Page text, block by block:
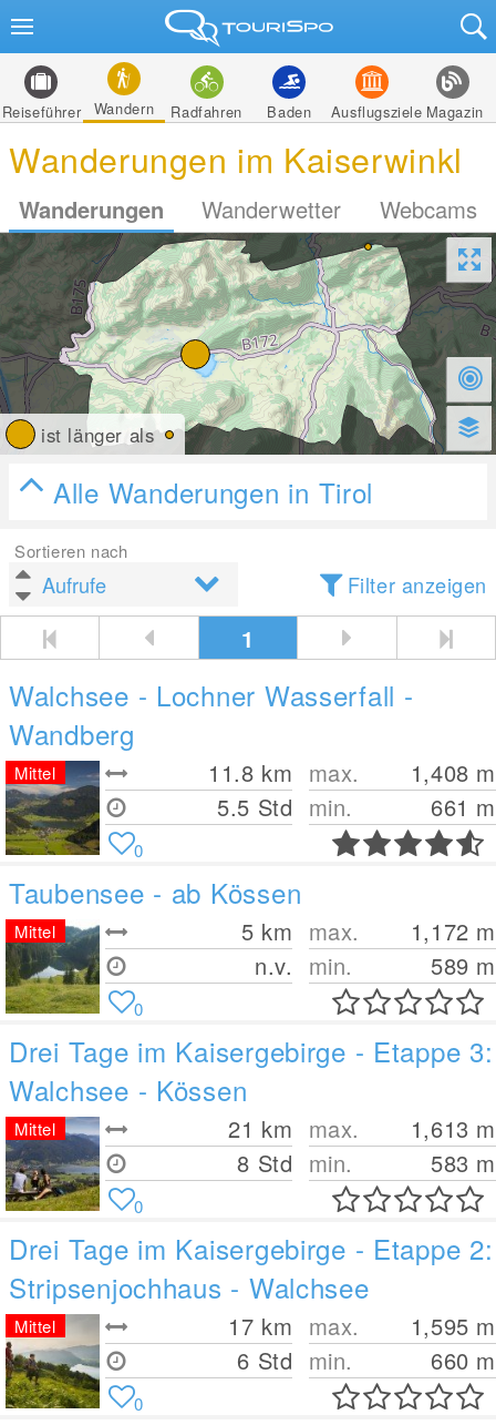
Reiseführer Wandern Radfahren Baden Ausflugsziele Magazin
Wanderungen im Kaiserwinkl
Wanderungen Wanderwetter Webcams
ist länger als
Alle Wanderungen in Tirol
Sortieren nach
Filter anzeigen
1
Walchsee - Lochner Wasserfall -
Wandberg
11.8 km
5.5 Std
max. 1,408 m
min.
661 m
Mittel
0
Taubensee - ab Kössen
5 km
n.v.
max. 1,172 m
min.
589 m
Mittel
0
Drei Tage im Kaisergebirge - Etappe 3:
Walchsee - Kössen
21 km
8 Std
max. 1,613 m
min.
583 m
Mittel
0
Drei Tage im Kaisergebirge - Etappe 2:
Stripsenjochhaus - Walchsee
17 km
6 Std
max. 1,595 m
min.
660 m
Mittel
0